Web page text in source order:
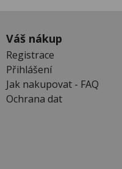
Váš nákup
Registrace
Přihlášení
Jak nakupovat - FAQ
Ochrana dat